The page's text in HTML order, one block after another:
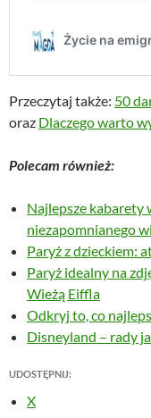
Przeczytaj także: 50
oraz Dlaczego warto
Polecam również:
Najlepsze kabarety
niezapomnianego
Paryż z dzieckiem:
Paryż idealny na
Wieżą Eiffla
Odkryj to, co
Disneyland – rady
UDOSTĘPNIJ:
X